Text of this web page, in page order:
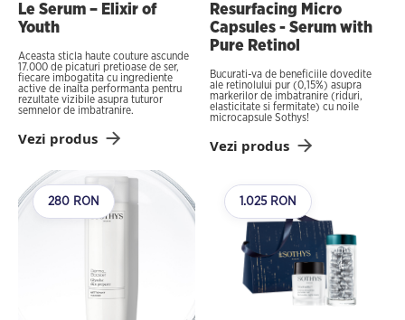
Le Serum – Elixir of
Youth
Aceasta sticla haute couture ascunde
17.000 de picaturi pretioase de ser,
fiecare imbogatita cu ingrediente
active de inalta performanta pentru
rezultate vizibile asupra tuturor
semnelor de imbatranire.
Vezi produs
Resurfacing Micro
Capsules - Serum with
Pure Retinol
Bucurati-va de beneficiile dovedite
ale retinolului pur (0,15%) asupra
markerilor de imbatranire (riduri,
elasticitate si fermitate) cu noile
microcapsule Sothys!
Vezi produs
280 RON 1.025 RON